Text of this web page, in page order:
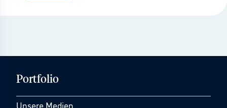
Portfolio
Unsere Medien